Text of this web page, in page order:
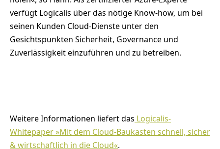
verfügt Logicalis über das nötige Know-how, um bei
seinen Kunden Cloud-Dienste unter den
Gesichtspunkten Sicherheit, Governance und
Zuverlässigkeit einzuführen und zu betreiben.
Weitere Informationen liefert das Logicalis-
Whitepaper »Mit dem Cloud-Baukasten schnell, sicher
& wirtschaftlich in die Cloud«.